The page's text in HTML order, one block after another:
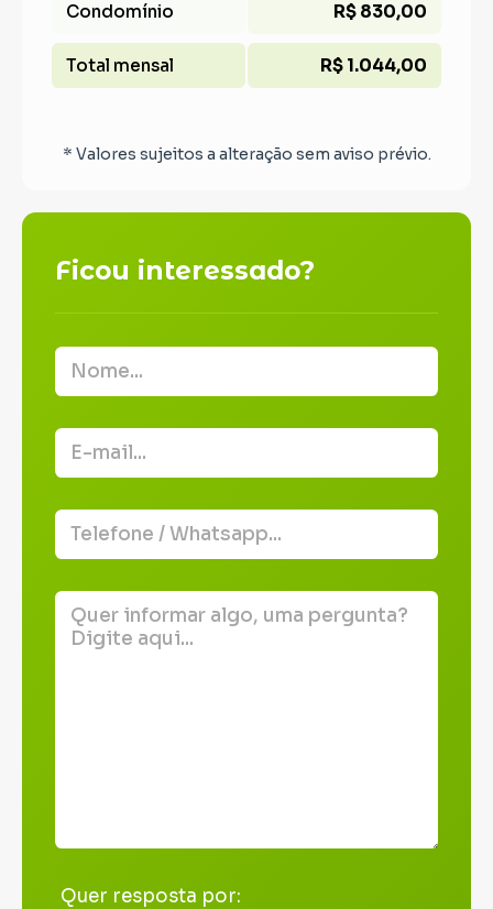
Condomínio R$ 830,00
Total mensal R$ 1.044,00
* Valores sujeitos a alteração sem aviso prévio.
Ficou interessado?
Quer resposta por: